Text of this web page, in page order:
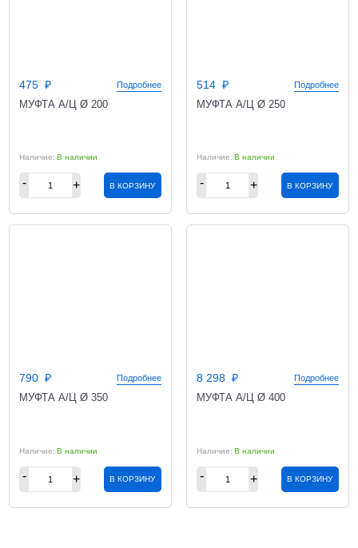
475 Подробнее
МУФТА А/Ц Ø 200
В наличии
В КОРЗИНУ
514 Подробнее
МУФТА А/Ц Ø 250
В наличии
В КОРЗИНУ
790 Подробнее
МУФТА А/Ц Ø 350
В наличии
В КОРЗИНУ
8 298 Подробнее
МУФТА А/Ц Ø 400
В наличии
В КОРЗИНУ